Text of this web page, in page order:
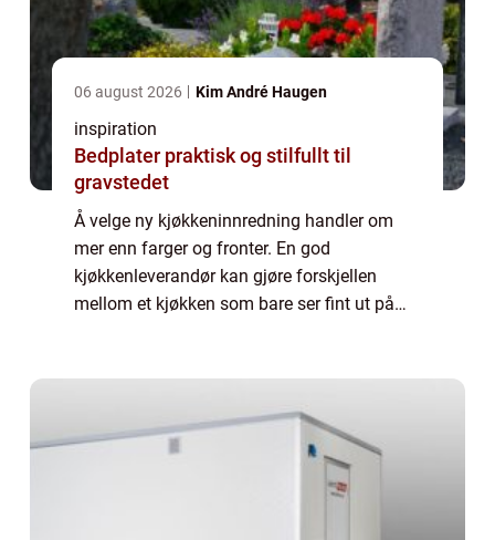
06 august 2026 Kim André Haugen
inspiration
Bedplater praktisk og stilfullt til
gravstedet
Å velge ny kjøkkeninnredning handler om
mer enn farger og fronter. En god
kjøkkenleverandør kan gjøre forskjellen
mellom et kjøkken som bare ser fint ut på